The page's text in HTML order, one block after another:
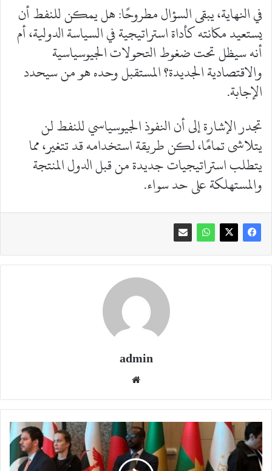
في النهاية، يبقى السؤال مطروحًا: هل يمكن للنفط أن
يستعيد مكانته كأداة استراتيجية في السياسة الدولية، أم
أنه سيظل تحت ضغوط التحولات الجيوسياسية
والاقتصادية الجديدة؟ المستقبل وحده هو من سيحدد
الإجابة.
تجدر الإشارة إلى أن النفوذ الجيوسياسي للنفط لن
يتلاشى تمامًا، لكن طريقة استخدامه قد تتغير، مما
يتطلب استراتيجيات جديدة من قبل الدول المنتجة
والمستهلكة على حد سواء.
admin
الكويت
تشارك
في